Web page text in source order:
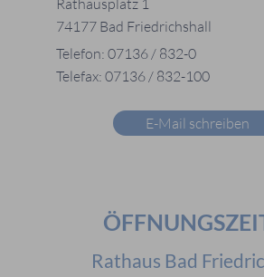
Rathausplatz 1
74177 Bad Friedrichshall
Telefon: 07136 / 832-0
Telefax: 07136 / 832-100
E-Mail schreiben
Rathaus Bad